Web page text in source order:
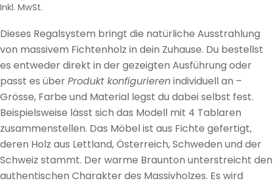
Preis
Inkl. MwSt.
Dieses Regalsystem bringt die natürliche Ausstrahlung
von massivem Fichtenholz in dein Zuhause. Du bestellst
es entweder direkt in der gezeigten Ausführung oder
passt es überProdukt konfigurierenindividuell an –
Grösse, Farbe und Material legst du dabei selbst fest.
Beispielsweise lässt sich das Modell mit 4 Tablaren
zusammenstellen. Das Möbel ist aus Fichte gefertigt,
deren Holz aus Lettland, Österreich, Schweden und der
Schweiz stammt. Der warme Braunton unterstreicht den
authentischen Charakter des Massivholzes. Es wird